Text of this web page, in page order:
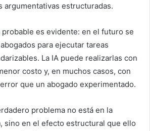
argumentativas estructuradas.
probable es evidente: en el futuro se
para ejecutar tareas
La IA puede realizarlas con
costo y, en muchos casos, con
que un abogado experimentado.
problema no está en la
sino en el efecto estructural que ello